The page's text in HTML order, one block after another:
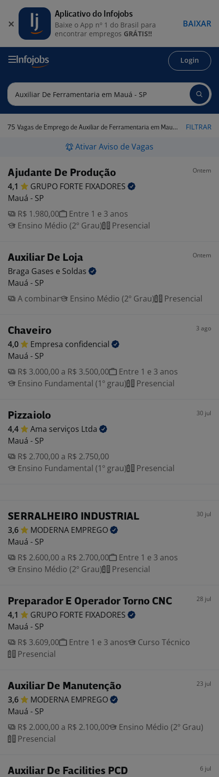
Login
75 Vagas de Emprego de Auxiliar de Ferramentaria em Mauá - SP FILTRAR
Ativar Aviso de Vagas
Ajudante De Produção Ontem
4,1 GRUPO FORTE FIXADORES
Mauá - SP
R$ 1.980,00
Entre 1 e 3 anos
Ensino Médio (2º Grau)
Presencial
Auxiliar De Loja Ontem
Braga Gases e Soldas
Mauá - SP
A combinar
Ensino Médio (2º Grau) Presencial
Chaveiro 3 ago
4,0 Empresa confidencial
Mauá - SP
R$ 3.000,00 a R$ 3.500,00
Entre 1 e 3 anos
Ensino Fundamental (1º grau)
Presencial
Pizzaiolo 30 jul
4,4 Ama serviços Ltda
Mauá - SP
R$ 2.700,00 a R$ 2.750,00
Ensino Fundamental (1º grau)
Presencial
SERRALHEIRO INDUSTRIAL 30 jul
3,6 MODERNA EMPREGO
Mauá - SP
R$ 2.600,00 a R$ 2.700,00
Entre 1 e 3 anos
Ensino Médio (2º Grau)
Presencial
Preparador E Operador Torno CNC 28 jul
4,1 GRUPO FORTE FIXADORES
Mauá - SP
R$ 3.609,00
Entre 1 e 3 anos
Curso Técnico
Presencial
Auxiliar De Manutenção 23 jul
3,6 MODERNA EMPREGO
Mauá - SP
R$ 2.000,00 a R$ 2.100,00
Ensino Médio (2º Grau)
Presencial
Auxiliar De Facilities PCD 6 jul
Aplicativo do Infojobs
Baixe o App nº 1 do Brasil para
encontrar empregos GRÁTIS!!
BAIXAR